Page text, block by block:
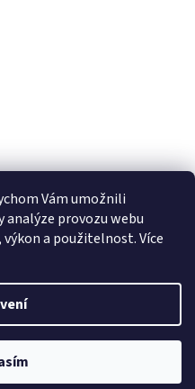
Vám umožnili
provozu webu
výkon a použitelnost. Více
Shoptet
práva vyhrazena.